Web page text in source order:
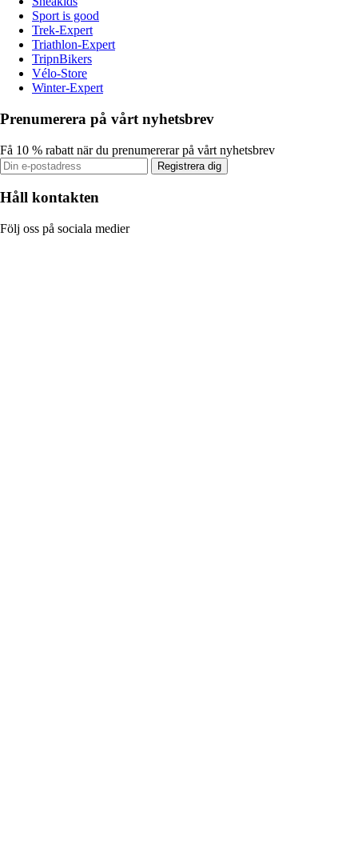
Sport is good
Trek-Expert
Triathlon-Expert
TripnBikers
Vélo-Store
Winter-Expert
Prenumerera på vårt nyhetsbrev
Få 10 % rabatt när du prenumererar på vårt nyhetsbrev
Registrera dig
Håll kontakten
Följ oss på sociala medier